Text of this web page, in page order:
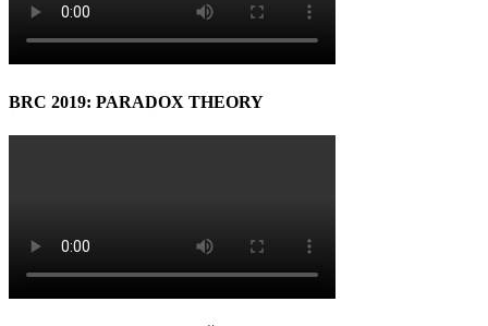
BRC 2019: PARADOX THEORY